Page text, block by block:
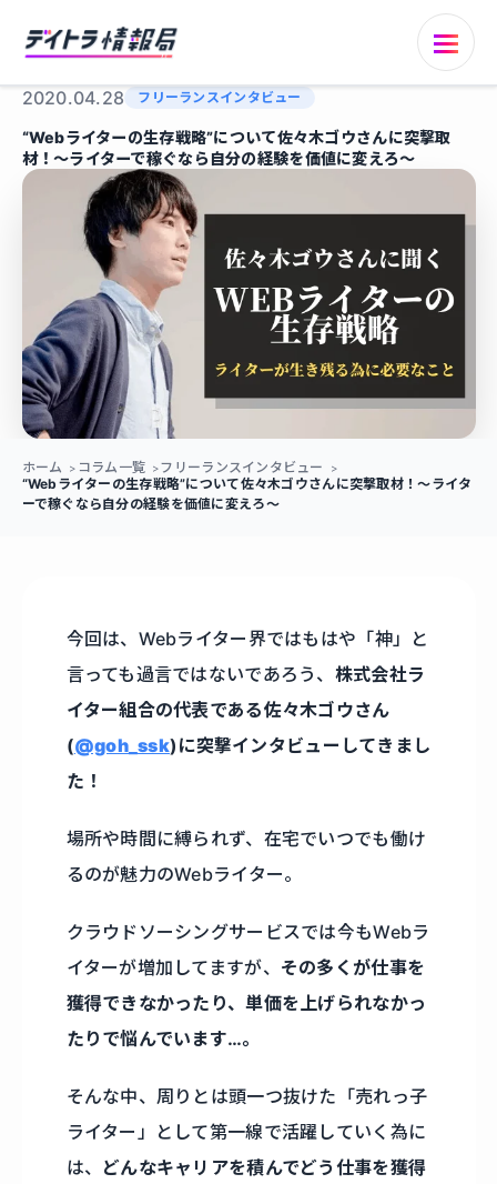
2020.04.28 フリーランスインタビュー
“Webライターの生存戦略”について佐々木ゴウさんに突撃取
材！〜ライターで稼ぐなら自分の経験を価値に変えろ〜
ホーム コラム一覧
フリーランスインタビュー
“Webライターの生存戦略”について佐々木ゴウさんに突撃取材！〜ライタ
ーで稼ぐなら自分の経験を価値に変えろ〜
今回は、Webライター界ではもはや「神」と
言っても過言ではないであろう、 株式会社ラ
イター組合の代表である佐々木ゴウさん
(@goh_ssk)に突撃インタビューしてきまし
た！
場所や時間に縛られず、在宅でいつでも働け
るのが魅力のWebライター。
クラウドソーシングサービスでは今もWebラ
イターが増加してますが、 その多くが仕事を
獲得できなかったり、単価を上げられなかっ
たりで悩んでいます…。
そんな中、周りとは頭一つ抜けた「売れっ子
ライター」として第一線で活躍していく為に
は、 どんなキャリアを積んでどう仕事を獲得